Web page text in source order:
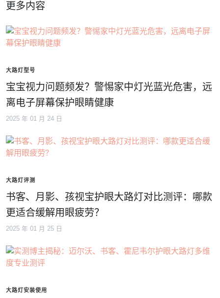
更多内容
大路灯型号
宝宝视力问题频发？警惕家中灯光蓝光危害，远
离电子屏幕保护眼睛健康
2025 年 01 月 24 日
大路灯评测
书客、月影、孩视宝护眼大路灯对比测评：哪款
更适合缓解用眼疲劳？
2025 年 01 月 25 日
大路灯安装使用